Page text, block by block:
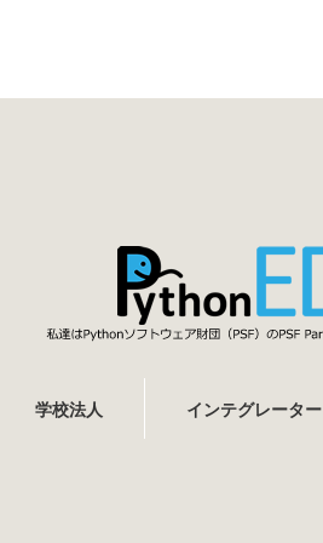
学校法人 インテグレーター